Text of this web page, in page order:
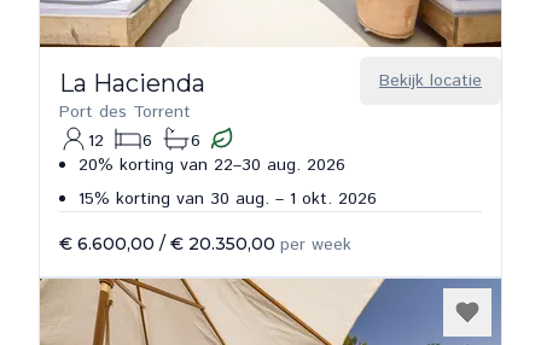
Bekijk locatie
La Hacienda
Port des Torrent
12
6
6
20% korting van 22–30 aug. 2026
15% korting van 30 aug. – 1 okt. 2026
€ 6.600,00 / € 20.350,00 per week